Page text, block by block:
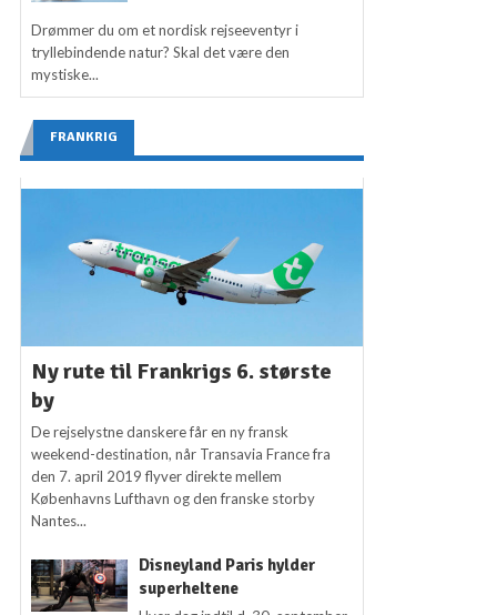
Drømmer du om et nordisk rejseeventyr i
tryllebindende natur? Skal det være den
mystiske...
FRANKRIG
Ny rute til Frankrigs 6. største
by
De rejselystne danskere får en ny fransk
weekend-destination, når Transavia France fra
den 7. april 2019 flyver direkte mellem
Københavns Lufthavn og den franske storby
Nantes...
Disneyland Paris hylder
superheltene